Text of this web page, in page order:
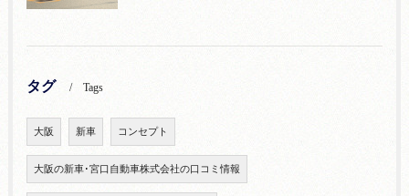
タグ Tags
大阪 新車 コンセプト
大阪の新車･宮口自動車株式会社の口コミ情報